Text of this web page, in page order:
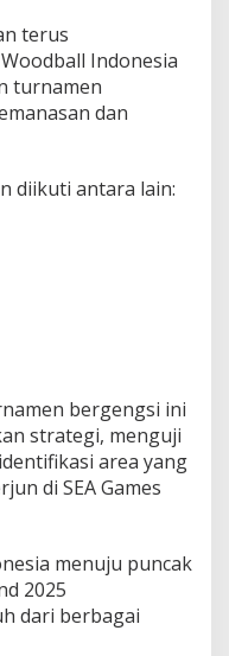
terus
Indonesia
turnamen
dan
diikuti antara lain:
bergengsi ini
strategi, menguji
area yang
di SEA Games
menuju puncak
2025
dari berbagai